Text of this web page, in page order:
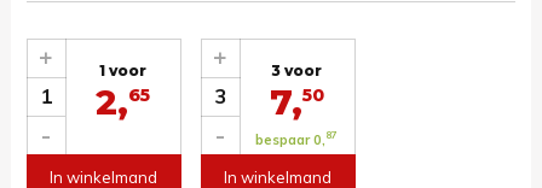
1
-
+ 1 voor
2,65
In winkelmand
3
-
+ 3 voor
7,50
bespaar 0, 87
In winkelmand